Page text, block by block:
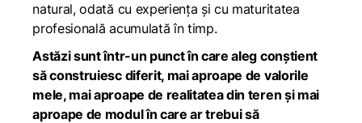
natural, odată cu experiența și cu maturitatea
profesională acumulată în timp.
Astăzi sunt într-un punct în care aleg conștient
să construiesc diferit, mai aproape de valorile
mele, mai aproape de realitatea din teren și mai
aproape de modul în care ar trebui să